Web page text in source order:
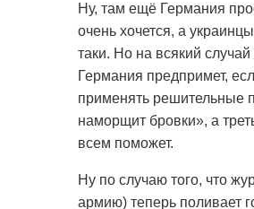
Ну, там ещё Германия
очень хочется, а
таки. Но на всякий
Германия предпримет,
применять решительные
наморщит бровки», а
всем поможет.
Ну по случаю того, что
армию) теперь поливает